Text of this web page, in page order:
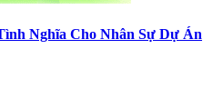
Nghĩa Cho Nhân Sự Dự Án